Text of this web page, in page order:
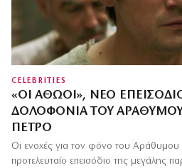
CELEBRITIES
«ΟΙ ΑΘΏΟΙ», ΝΈΟ
ΔΟΛΟΦΟΝΊΑ ΤΟΥ
ΠΈΤΡΟ
Οι ενοχές για τον φόνο του Αράθυμου
προτελευταίο επεισόδιο της μεγάλης